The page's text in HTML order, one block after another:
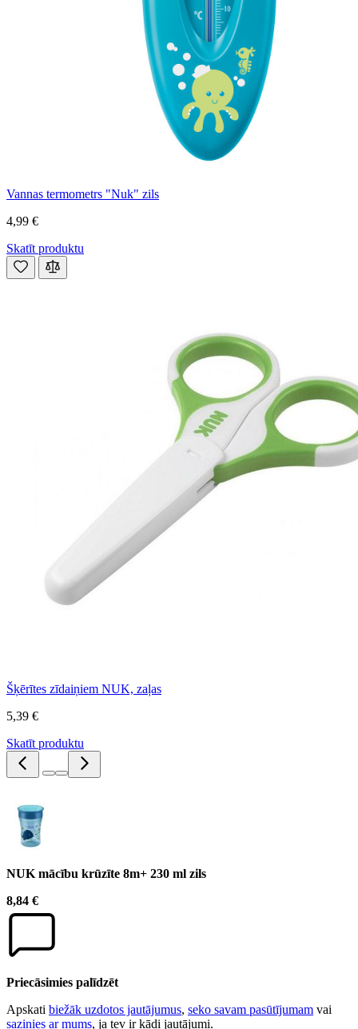
Vannas termometrs "Nuk" zils
4,99 €
Skatīt produktu
Šķērītes zīdaiņiem NUK, zaļas
5,39 €
Skatīt produktu
NUK mācību krūzīte 8m+ 230 ml zils
8,84 €
Priecāsimies palīdzēt
Apskati biežāk uzdotos jautājumus, seko savam pasūtījumam vai
sazinies ar mums, ja tev ir kādi jautājumi.